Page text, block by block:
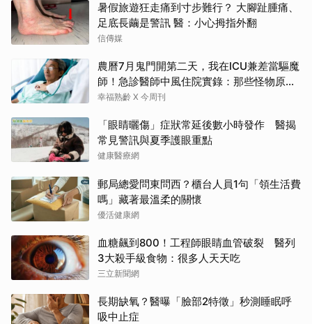
暑假旅遊狂走痛到寸步難行？ 大腳趾腫痛、
足底長繭是警訊 醫：小心拇指外翻
信傳媒
農曆7月鬼門開第二天，我在ICU兼差當驅魔
師！急診醫師中風住院實錄：那些怪物原來
叫譫妄
幸福熟齡 X 今周刊
「眼睛曬傷」症狀常延後數小時發作 醫揭
常見警訊與夏季護眼重點
健康醫療網
郵局總愛問東問西？櫃台人員1句「領生活費
嗎」藏著最溫柔的關懷
優活健康網
血糖飆到800！工程師眼睛血管破裂 醫列
3大殺手級食物：很多人天天吃
三立新聞網
長期缺氧？醫曝「臉部2特徵」秒測睡眠呼
吸中止症